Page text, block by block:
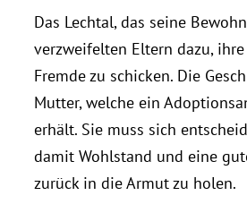
Das Lechtal, das seine
verzweifelten Eltern dazu,
Fremde zu schicken. Die
Mutter, welche ein
erhält. Sie muss sich
damit Wohlstand und eine
zurück in die Armut zu holen.